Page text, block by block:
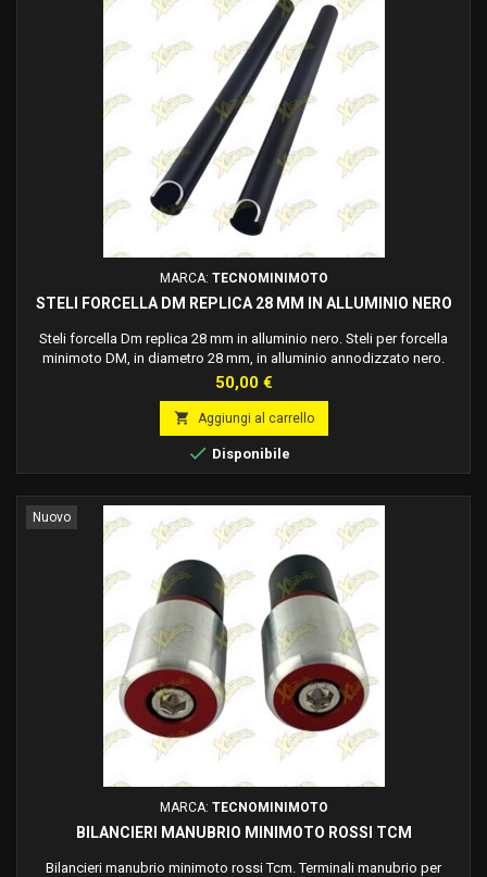
MARCA: TECNOMINIMOTO
STELI FORCELLA DM REPLICA 28 MM IN ALLUMINIO NERO
Steli forcella Dm replica 28 mm in alluminio nero. Steli per forcella
minimoto DM, in diametro 28 mm, in alluminio annodizzato nero.
Attenzione: Occorre montare i "piedini" dei precedenti steli forcella
sostituiti. Kit riferito alla coppia.
Prezzo
50,00 €
 Aggiungi al carrello
 Disponibile
Nuovo
MARCA: TECNOMINIMOTO
BILANCIERI MANUBRIO MINIMOTO ROSSI TCM
Bilancieri manubrio minimoto rossi Tcm. Terminali manubrio per